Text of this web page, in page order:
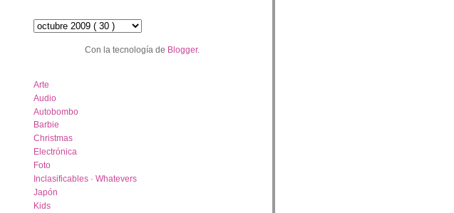
Con la tecnología de Blogger.
Arte
Audio
Autobombo
Barbie
Christmas
Electrónica
Foto
Inclasificables · Whatevers
Japón
Kids